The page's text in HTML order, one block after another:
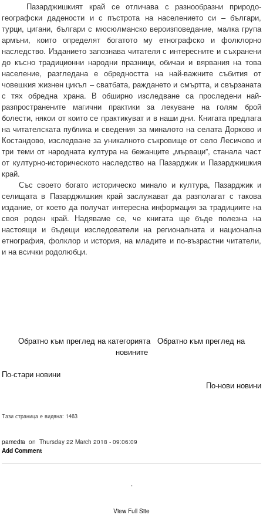
Пазарджишкият край се отличава с разнообразни природо-
географски дадености и с пъстрота на населението си – българи,
турци, цигани, българи с мюсюлманско вероизповедание, малка група
армъни, които определят богатото му етнографско и фолклорно
наследство. Изданието запознава читателя с интересните и съхранени
до късно традиционни народни празници, обичаи и вярвания на това
население, разгледана е обредността на най-важните събития от
човешкия жизнен цикъл – сватбата, раждането и смъртта, и свързаната
с тях обредна храна. В обширно изследване са проследени най-
разпространените магични практики за лекуване на голям брой
болести, някои от които се практикуват и в наши дни. Книгата предлага
на читателската публика и сведения за миналото на селата Дорково и
Костандово, изследване за уникалното съкровище от село Лесичово и
три теми от народната култура на бежанците „мърваци”, станала част
от културно-историческото наследство на Пазарджик и Пазарджишкия
край.
Със своето богато историческо минало и култура, Пазарджик и
селищата в Пазарджишкия край заслужават да разполагат с такова
издание, от което да получат интересна информация за традициите на
своя роден край. Надяваме се, че книгата ще бъде полезна на
настоящи и бъдещи изследователи на регионалната и национална
етнография, фолклор и история, на младите и по-възрастни читатели,
и на всички родолюбци.
Обратно към преглед на категорията
Обратно към преглед на
новините
По-стари новини
По-нови новини
Тази страница е видяна: 1463
pamedia on Thursday 22 March 2018 - 09:06:09
Add Comment
.
View Full Site